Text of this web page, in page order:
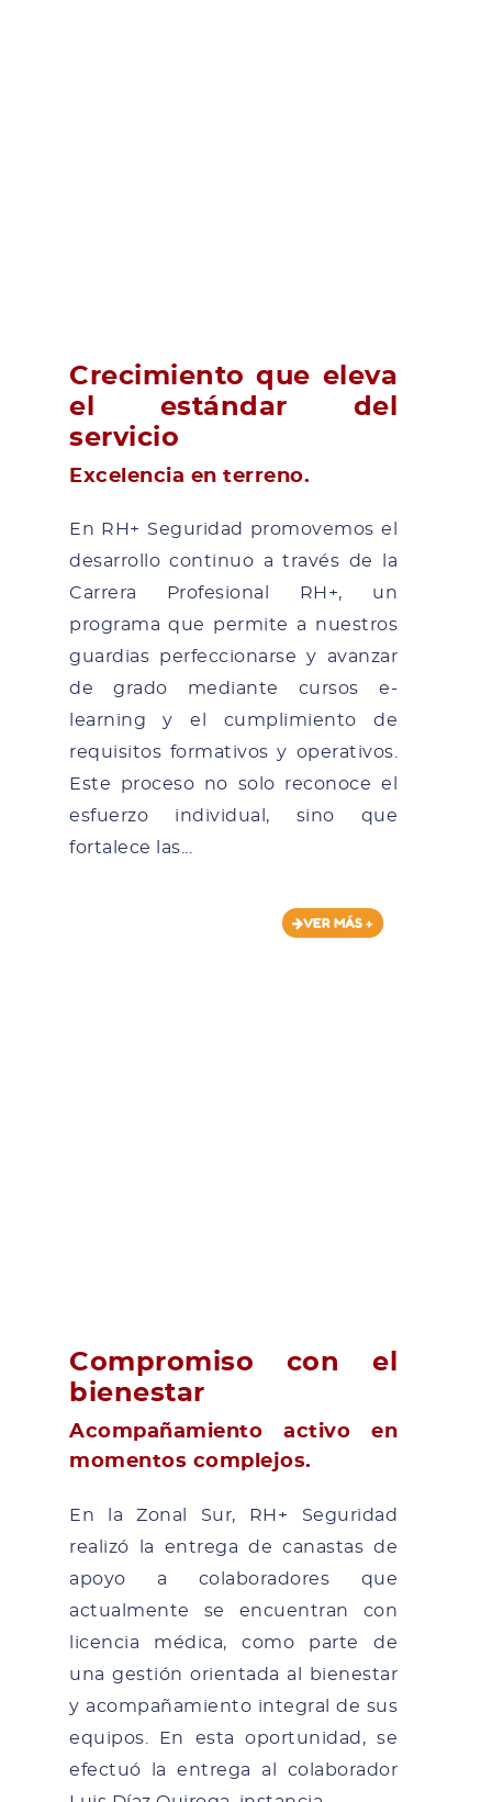
Crecimiento que eleva
el estándar del
servicio
Excelencia en terreno.
En RH+ Seguridad promovemos el
desarrollo continuo a través de la
Carrera Profesional RH+, un
programa que permite a nuestros
guardias perfeccionarse y avanzar
de grado mediante cursos e-
learning y el cumplimiento de
requisitos formativos y operativos.
Este proceso no solo reconoce el
esfuerzo individual, sino que
fortalece las...
VER MÁS +
Compromiso con el
bienestar
Acompañamiento activo en
momentos complejos.
En la Zonal Sur, RH+ Seguridad
realizó la entrega de canastas de
apoyo a colaboradores que
actualmente se encuentran con
licencia médica, como parte de
una gestión orientada al bienestar
y acompañamiento integral de sus
equipos. En esta oportunidad, se
efectuó la entrega al colaborador